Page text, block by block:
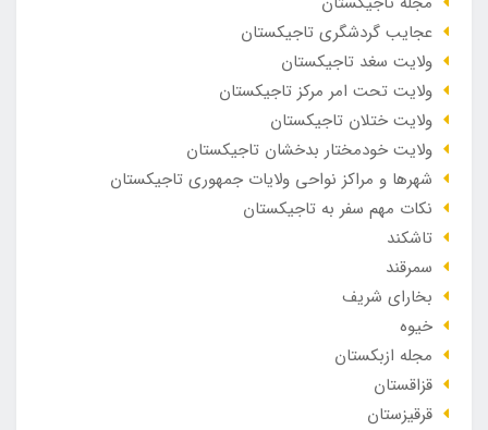
عجایب گردشگری تاجیکستان
ولایت سغد تاجیکستان
ولایت تحت امر مرکز تاجیکستان
ولایت ختلان تاجیکستان
ولایت خودمختار بدخشان تاجیکستان
شهرها و مراکز نواحی ولایات جمهوری تاجیکستان
نکات مهم سفر به تاجیکستان
تاشکند
سمرقند
بخارای شریف
خیوه
مجله ازبکستان
قزاقستان
قرقیزستان